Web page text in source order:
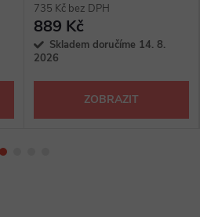
735 Kč bez DPH
889 Kč
Skladem doručíme 14. 8.
2026
ZOBRAZIT